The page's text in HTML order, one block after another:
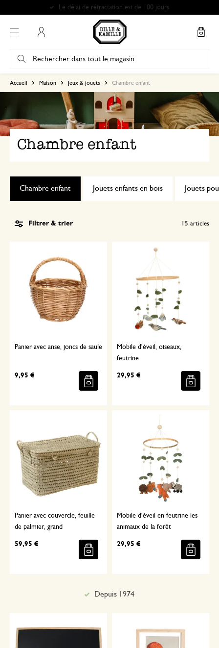
Accueil Maison Jeux & jouets Chambre enfant
Chambre enfant
Jouets enfants en bois Jouets
Chambre enfant
Filtrer & trier 15 articles
Panier avec anse, joncs de saule
9,95 €
Mobile d'éveil, oiseaux,
feutrine
29,95 €
Panier avec couvercle, feuille
de palmier, grand
59,95 €
Mobile d'éveil en feutrine les
animaux de la forêt
29,95 €
Depuis 1974